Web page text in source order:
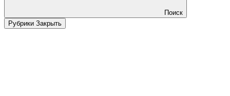
Поиск
Рубрики Закрыть